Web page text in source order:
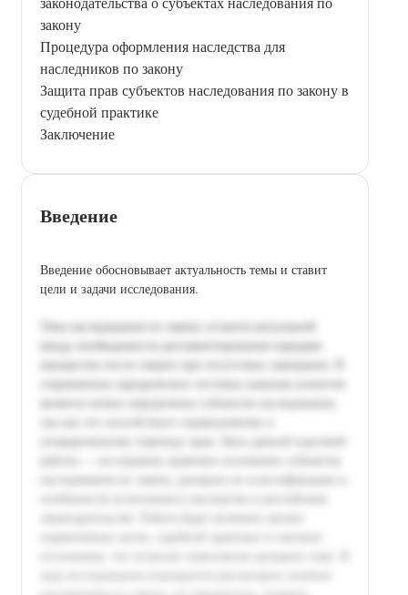
закону
Процедура оформления наследства для
наследников по закону
Защита прав субъектов наследования по закону в
судебной практике
Заключение
Введение
Введение обосновывает актуальность темы и ставит
цели и задачи исследования.